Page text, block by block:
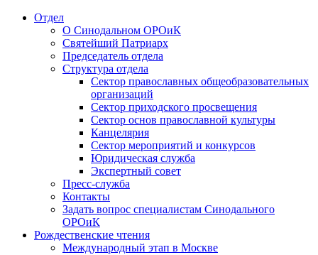
Отдел
О Синодальном ОРОиК
Святейший Патриарх
Председатель отдела
Структура отдела
Сектор православных общеобразовательных
организаций
Сектор приходского просвещения
Сектор основ православной культуры
Канцелярия
Сектор мероприятий и конкурсов
Юридическая служба
Экспертный совет
Пресс-служба
Контакты
Задать вопрос специалистам Синодального
ОРОиК
Рождественские чтения
Международный этап в Москве